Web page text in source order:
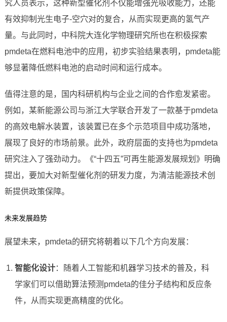
究人员表示，这种新型催化剂不仅能增强光吸收能力，还能
有效抑制光生电子-空穴对的复合，从而实现更高的氢气产
量。与此同时，中科院大连化学物理研究所也在积极探索
pmdeta在燃料电池中的应用，初步实验结果表明，pmdeta能
够显著降低燃料电池的启动时间和运行成本。
值得注意的是，国内科研机构与企业之间的合作愈发紧密。
例如，某新能源公司与浙江大学联合开发了一款基于pmdeta
的高效电解水装置，该装置已在多个示范项目中成功落地，
展现了良好的市场前景。此外，政府层面的支持也为pmdeta
研究注入了强劲动力。《“十四五”可再生能源发展规划》明确
提出，要加大对新型催化剂的研发力度，为清洁能源技术创
新提供政策保障。
未来发展趋势
展望未来，pmdeta的研究将朝着以下几个方向发展：
智能化设计：随着人工智能和机器学习技术的普及，科
学家们可以借助算法预测pmdeta的佳分子结构和反应条
件，从而实现更高精度的优化。